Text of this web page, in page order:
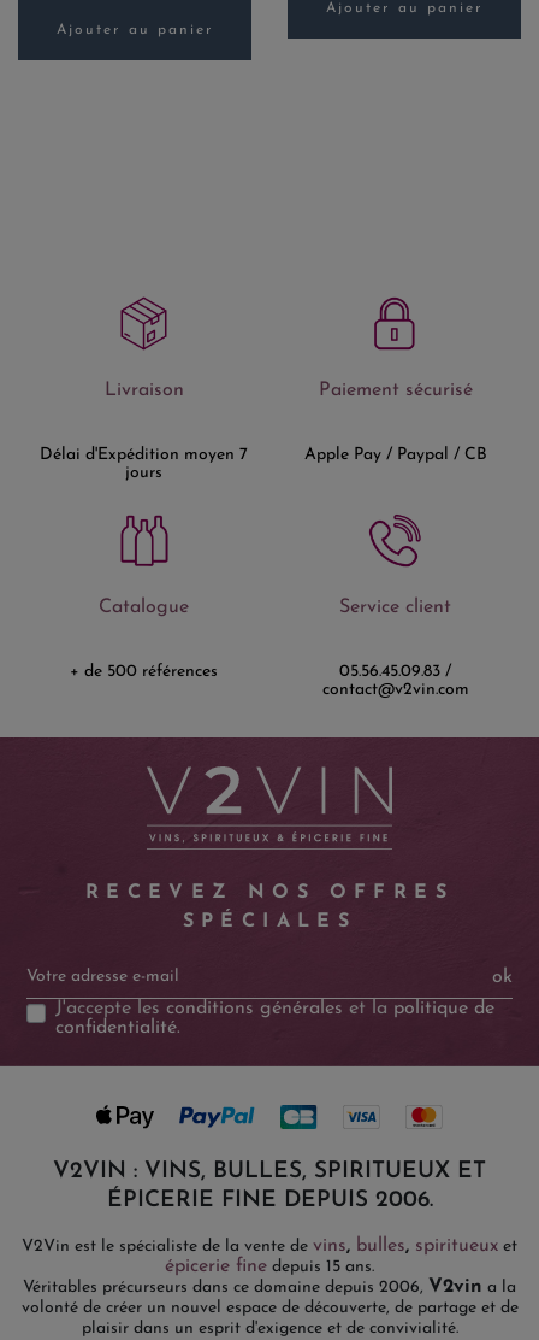
Ajouter au panier
Ajouter au panier
Livraison
Délai d'Expédition moyen 7
jours
Paiement sécurisé
Apple Pay / Paypal / CB
Catalogue
+ de 500 références
Service client
05.56.45.09.83 /
contact@v2vin.com
RECEVEZ NOS OFFRES
SPÉCIALES
ok
J'accepte lesconditions générales et la politique de
confidentialité.
V2VIN : VINS, BULLES, SPIRITUEUX ET
ÉPICERIE FINE DEPUIS 2006.
V2Vin est le spécialiste de la vente de vins, bulles, spiritueux et
épicerie fine depuis 15 ans.
Véritables précurseurs dans ce domaine depuis 2006, V2vin a la
volonté de créer un nouvel espace de découverte, de partage et de
plaisir dans un esprit d'exigence et de convivialité.